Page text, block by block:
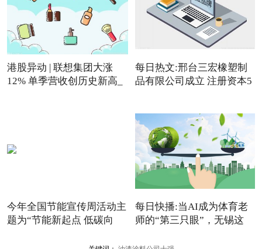
港股异动 | 联想集团大涨
12% 单季营收创历史新高_
每日热文:邢台三宏橡塑制
品有限公司成立 注册资本5
今年全国节能宣传周活动主
题为“节能新起点 低碳向
每日快播:当AI成为体育老
师的“第三只眼”，无锡这